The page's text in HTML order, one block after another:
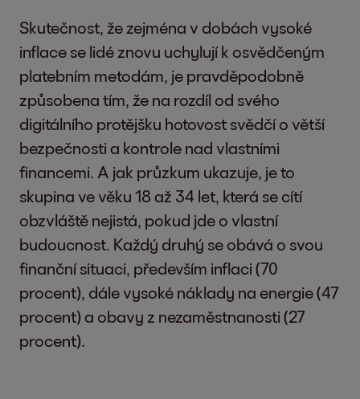
Skutečnost, že zejména v dobách vysoké
inflace se lidé znovu uchylují k osvědčeným
platebním metodám, je pravděpodobně
způsobena tím, že na rozdíl od svého
digitálního protějšku hotovost svědčí o větší
bezpečnosti a kontrole nad vlastními
financemi. A jak průzkum ukazuje, je to
skupina ve věku 18 až 34 let, která se cítí
obzvláště nejistá, pokud jde o vlastní
budoucnost. Každý druhý se obává o svou
finanční situaci, především inflaci (70
procent), dále vysoké náklady na energie (47
procent) a obavy z nezaměstnanosti (27
procent).